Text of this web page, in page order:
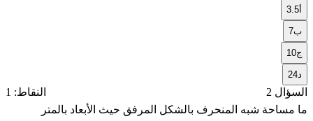
3.5
ب7
ج10
24
السؤال 2
النقاط: 1
ما مساحة شبه المنحرف بالشكل المرفق حيث الأبعاد بالمتر